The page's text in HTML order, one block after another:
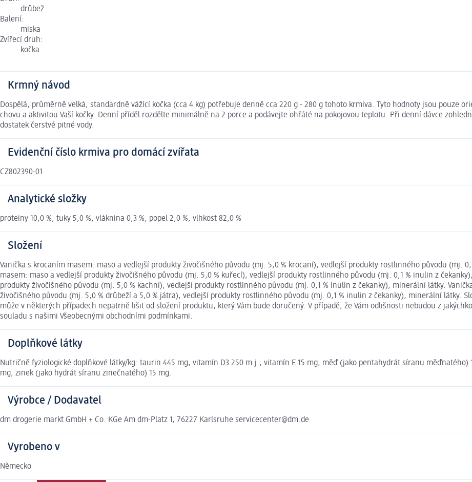
drůbež
Balení:
miska
Zvířecí druh:
kočka
Krmný návod
Dospělá, průměrně velká, standardně vážící kočka (cca 4 kg) potřebuje denně cca 220 g - 280 g tohoto krmiva. Tyto hodnoty jsou pouze
chovu a aktivitou Vaší kočky. Denní příděl rozdělte minimálně na 2 porce a podávejte ohřáté na pokojovou teplotu. Při denní dávce
dostatek čerstvé pitné vody.
Evidenční číslo krmiva pro domácí zvířata
CZ802390-01
Analytické složky
proteiny 10,0 %, tuky 5,0 %, vláknina 0,3 %, popel 2,0 %, vlhkost 82,0 %
Složení
Vanička s krocaním masem: maso a vedlejší produkty živočišného původu (mj. 5,0 % krocaní), vedlejší produkty rostlinného původu (mj.
masem: maso a vedlejší produkty živočišného původu (mj. 5,0 % kuřecí), vedlejší produkty rostlinného původu (mj. 0,1 % inulin z
produkty živočišného původu (mj. 5,0 % kachní), vedlejší produkty rostlinného původu (mj. 0,1 % inulin z čekanky), minerální látky.
živočišného původu (mj. 5,0 % drůbeží a 5,0 % játra), vedlejší produkty rostlinného původu (mj. 0,1 % inulin z čekanky), minerální látky.
může v některých případech nepatrně lišit od složení produktu, který Vám bude doručený. V případě, že Vám odlišnosti nebudou z
souladu s našimi Všeobecnými obchodními podmínkami.
Doplňkové látky
Nutričně fyziologické doplňkové látky/kg: taurin 445 mg, vitamín D3 250 m.j., vitamín E 15 mg, měď (jako pentahydrát síranu
mg, zinek (jako hydrát síranu zinečnatého) 15 mg.
Výrobce / Dodavatel
dm drogerie markt GmbH + Co. KGe Am dm-Platz 1, 76227 Karlsruhe servicecenter@dm.de
Vyrobeno v
Německo